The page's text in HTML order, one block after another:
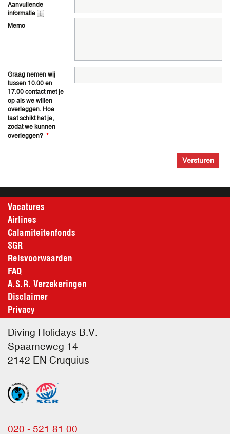
Aanvullende
informatie
Memo
Graag nemen wij
tussen 10.00 en
17.00 contact met je
op als we willen
overleggen. Hoe
laat schikt het je,
zodat we kunnen
overleggen? *
Vacatures
Airlines
Calamiteitenfonds
SGR
Reisvoorwaarden
FAQ
A.S.R. Verzekeringen
Disclaimer
Privacy
Diving Holidays B.V.
Spaarneweg 14
2142 EN Cruquius
020 - 521 81 00